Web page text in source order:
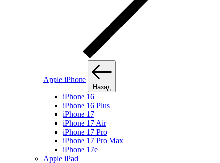
Apple iPhone
Назад
iPhone 16
iPhone 16 Plus
iPhone 17
iPhone 17 Air
iPhone 17 Pro
iPhone 17 Pro Max
iPhone 17e
Apple iPad